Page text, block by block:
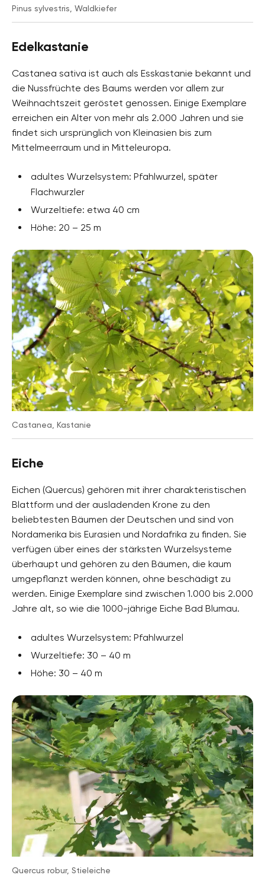
Pinus sylvestris, Waldkiefer
Edelkastanie
Castanea sativa ist auch als Esskastanie bekannt und
die Nussfrüchte des Baums werden vor allem zur
Weihnachtszeit geröstet genossen. Einige Exemplare
erreichen ein Alter von mehr als 2.000 Jahren und sie
findet sich ursprünglich von Kleinasien bis zum
Mittelmeerraum und in Mitteleuropa.
adultes Wurzelsystem: Pfahlwurzel, später
Flachwurzler
Wurzeltiefe: etwa 40 cm
Höhe: 20 – 25 m
Castanea, Kastanie
Eiche
Eichen (Quercus) gehören mit ihrer charakteristischen
Blattform und der ausladenden Krone zu den
beliebtesten Bäumen der Deutschen und sind von
Nordamerika bis Eurasien und Nordafrika zu finden. Sie
verfügen über eines der stärksten Wurzelsysteme
überhaupt und gehören zu den Bäumen, die kaum
umgepflanzt werden können, ohne beschädigt zu
werden. Einige Exemplare sind zwischen 1.000 bis 2.000
Jahre alt, so wie die 1000-jährige Eiche Bad Blumau.
adultes Wurzelsystem: Pfahlwurzel
Wurzeltiefe: 30 – 40 m
Höhe: 30 – 40 m
Quercus robur, Stieleiche